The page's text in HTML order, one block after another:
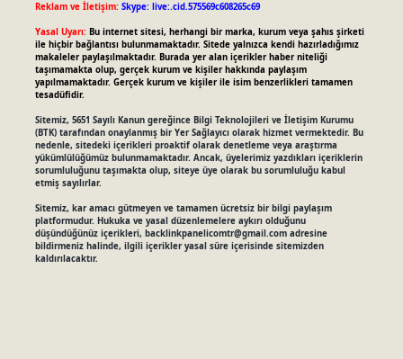
Reklam ve İletişim: Skype: live:.cid.575569c608265c69
Yasal Uyarı: Bu internet sitesi, herhangi bir marka, kurum veya şahıs şirketi
ile hiçbir bağlantısı bulunmamaktadır. Sitede yalnızca kendi hazırladığımız
makaleler paylaşılmaktadır. Burada yer alan içerikler haber niteliği
taşımamakta olup, gerçek kurum ve kişiler hakkında paylaşım
yapılmamaktadır. Gerçek kurum ve kişiler ile isim benzerlikleri tamamen
tesadüfidir.
Sitemiz, 5651 Sayılı Kanun gereğince Bilgi Teknolojileri ve İletişim Kurumu
(BTK) tarafından onaylanmış bir Yer Sağlayıcı olarak hizmet vermektedir. Bu
nedenle, sitedeki içerikleri proaktif olarak denetleme veya araştırma
yükümlülüğümüz bulunmamaktadır. Ancak, üyelerimiz yazdıkları içeriklerin
sorumluluğunu taşımakta olup, siteye üye olarak bu sorumluluğu kabul
etmiş sayılırlar.
Sitemiz, kar amacı gütmeyen ve tamamen ücretsiz bir bilgi paylaşım
platformudur. Hukuka ve yasal düzenlemelere aykırı olduğunu
düşündüğünüz içerikleri, backlinkpanelicomtr@gmail.comadresine
bildirmeniz halinde, ilgili içerikler yasal süre içerisinde sitemizden
kaldırılacaktır.